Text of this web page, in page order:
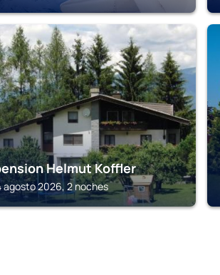
Helmut Koffler
agosto 2026, 2 noches